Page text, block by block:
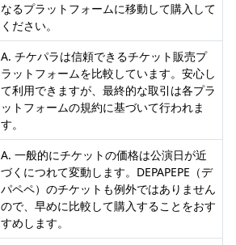
なるプラットフォームに移動して購入して
ください。
A. チケパラは信頼できるチケット販売プ
ラットフォームを比較しています。安心し
て利用できますが、最終的な取引は各プラ
ットフォームの規約に基づいて行われま
す。
A. 一般的にチケットの価格は公演日が近
づくにつれて変動します。DEPAPEPE（デ
パペペ）のチケットも例外ではありません
ので、早めに比較して購入することをおす
すめします。